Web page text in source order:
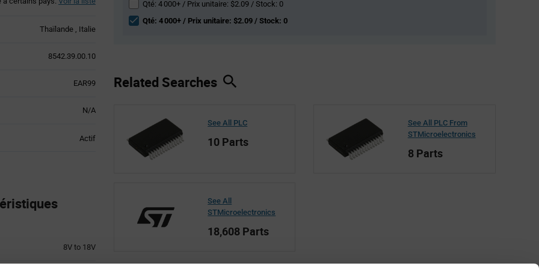
Thaïlande Italie
8542.39.00.10
EAR99
N/A
Actif
8V to 18V
Qté: 4 000+ / Prix unitaire: $2.09 / Stock: 0
Qté: 4 000+ / Prix unitaire: $2.09 / Stock: 0
Related Searches
See All PLC
10 Parts
See All PLC From
STMicroelectronics
8 Parts
See All
STMicroelectronics
18,608 Parts